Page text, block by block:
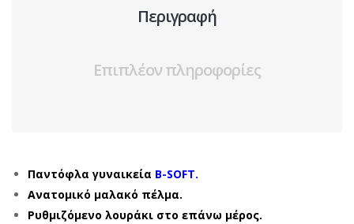
Περιγραφή
Επιπλέον πληροφορίες
Παντόφλα γυναικεία B-SOFT.
Ανατομικό μαλακό πέλμα.
Ρυθμιζόμενο λουράκι στο επάνω μέρος.